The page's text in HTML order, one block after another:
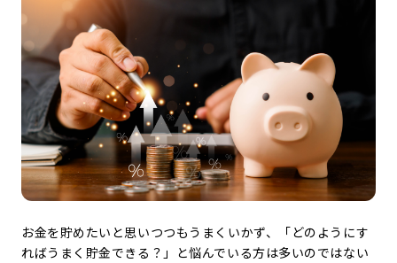
お金を貯めたいと思いつつもうまくいかず、「どのようにす
ればうまく貯金できる？」と悩んでいる方は多いのではない